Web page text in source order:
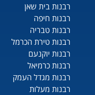
רבנות בית שאן
רבנות חיפה
רבנות טבריה
רבנות טירת הכרמל
רבנות יוקנעם
רבנות כרמיאל
רבנות מגדל העמק
רבנות מעלות